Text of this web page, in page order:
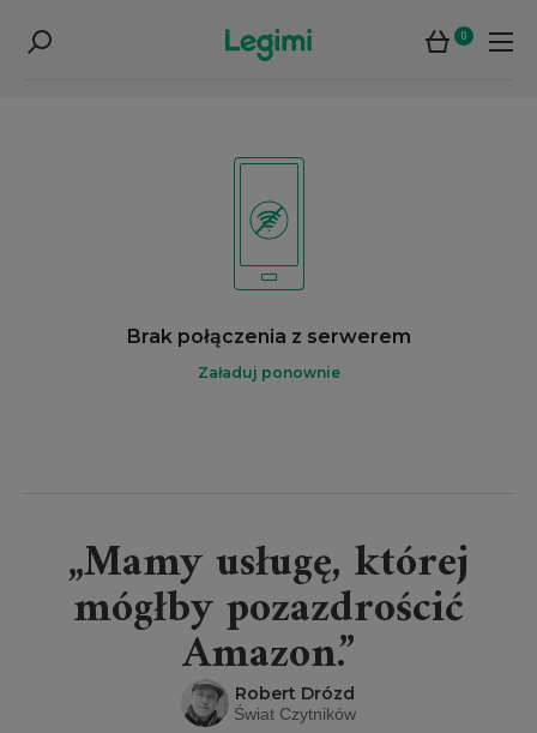
0
Brak połączenia z serwerem
Załaduj ponownie
„Mamy usługę, której
mógłby pozazdrościć
Amazon.”
Robert Drózd
Świat Czytników